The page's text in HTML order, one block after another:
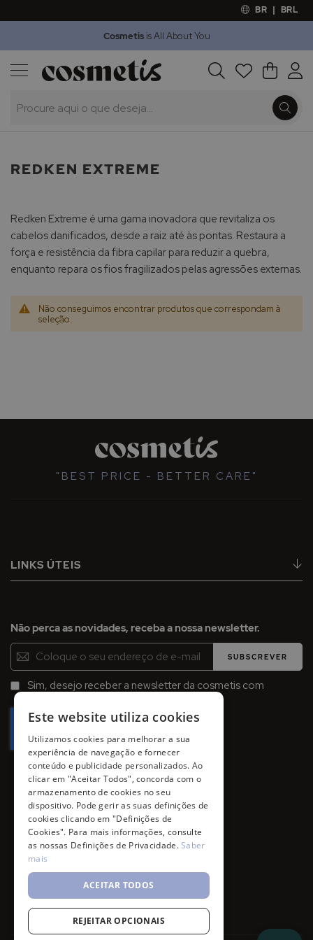
BR | BRL
Cosmetisis All About You
Procura O Meu
Outlet
REDKEN EXTREME
Redken Extreme é uma gama inovadora que revitaliza os
cabelos danificados, desde a raiz até às pontas. Restaura a
força e resistência da fibra capilar para reduzir a quebra,
enquanto repara os fios fragilizados pelas agressões externas.
Não conseguimos encontrar produtos que correspondam à
seleção.
"BEST PRICE - BETTER CARE"
LINKS ÚTEIS
Não perca as novidades, receba a nossa newsletter.
Inscreva-
se
na
Newsletter:
SUBSCREVER
Sim, desejo receber a newsletter da cosmetis com
Este website utiliza cookies
Utilizamos cookies para melhorar a sua
experiência de navegação e fornecer
conteúdo e publicidade personalizados. Ao
clicar em "Aceitar Todos", concorda com o
armazenamento de cookies no seu
dispositivo. Pode gerir as suas definições de
cookies clicando em "Definições de
Cookies". Para mais informações, consulte
as nossas Definições de Privacidade.Saber
mais
ACEITAR TODOS
REJEITAR OPCIONAIS